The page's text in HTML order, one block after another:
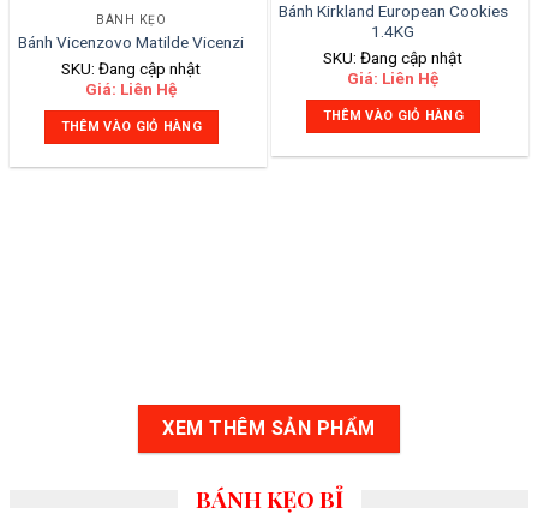
BÁNH KẸO
Bánh Vicenzovo Matilde Vicenzi
SKU: Đang cập nhật
Giá: Liên Hệ
THÊM VÀO GIỎ HÀNG
Bánh Kirkland European Cookies
1.4KG
SKU: Đang cập nhật
Giá: Liên Hệ
THÊM VÀO GIỎ HÀNG
XEM THÊM SẢN PHẨM
BÁNH KẸO BỈ